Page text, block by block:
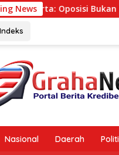
News
Oposisi Bukan Berarti
Indeks
Nasional Daerah